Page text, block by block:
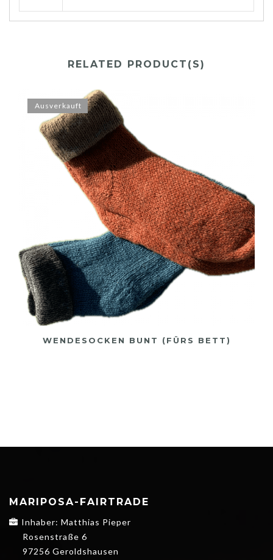
RELATED PRODUCT(S)
Ausverkauft
WENDESOCKEN BUNT (FÜRS BETT)
MARIPOSA-FAIRTRADE
Inhaber: Matthias Pieper
Rosenstraße 6
97256 Geroldshausen